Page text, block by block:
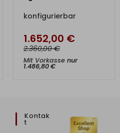
konfigurierbar
1.652,00 €
2.360,00€
Mit Vorkasse nur
1.486,80€
Kontak
T